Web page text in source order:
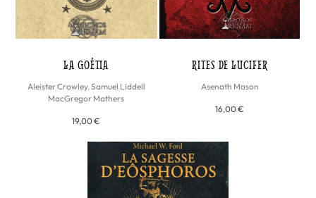
LA GOÉTIA
Aleister Crowley,Samuel Liddell
MacGregor Mathers
19,00 €
RITES DE LUCIFER
Asenath Mason
16,00 €